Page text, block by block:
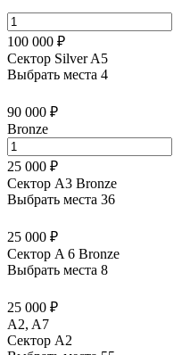
100 000 ₽
Сектор Silver A5
Выбрать места 4
90 000 ₽
Bronze
25 000 ₽
Сектор А3 Bronze
Выбрать места 36
25 000 ₽
Сектор A 6 Bronze
Выбрать места 8
25 000 ₽
A2, A7
Сектор А2